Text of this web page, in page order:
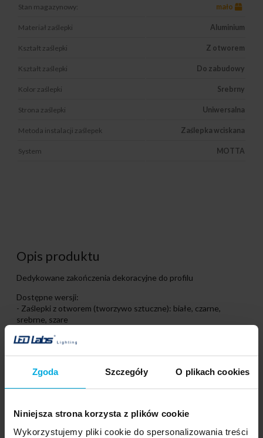
Zgoda Szczegóły O plikach cookies
Niniejsza strona korzysta z plików cookie
Wykorzystujemy pliki cookie do spersonalizowania treści
Stan magazynowy: mało
Materiał zaślepki Aluminium
Kształt zaślepki Z otworem
Kształt zaślepki Do zabudowy
Kolor zaślepki Srebrny
Strona zaślepki Uniwersalna
Metoda instalacji zaślepek Zaślepka wciskana
System MOTTA
Opis produktu
Dedykowane zakończenia dekoracyjne do profilu
Dostępne wersji:
- Zaślepki z otworem (tworzywo sztuczne): białe, czarne,
srebrne, szare
surowe